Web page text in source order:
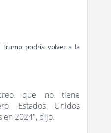
Trump podría volver a la
creo que no tiene
Estados Unidos
en 2024", dijo.